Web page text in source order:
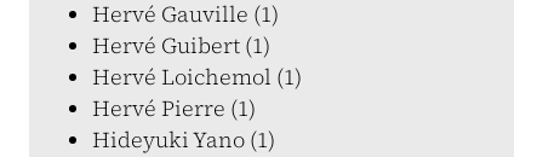
Hervé Gauville (1)
Hervé Guibert (1)
Hervé Loichemol (1)
Hervé Pierre (1)
Hideyuki Yano (1)